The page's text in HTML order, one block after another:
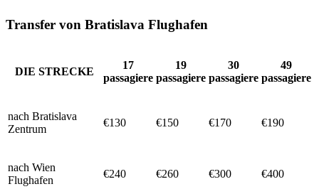
Transfer von Bratislava Flughafen
DIE STRECKE
17
passagiere
19
passagiere
30
passagiere
49
passagiere
nach Bratislava
Zentrum
€130 €150 €170 €190
nach Wien
Flughafen
€240 €260 €300 €400